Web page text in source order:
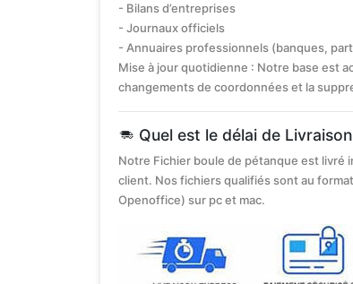
- Bilans d’entreprises
- Journaux officiels
- Annuaires professionnels (banques,
Mise à jour quotidienne : Notre base est
changements de coordonnées et la
Quel est le délai de
Notre Fichier boule de pétanque est livré
client. Nos fichiers qualifiés sont au
Openoffice) sur pc et mac.